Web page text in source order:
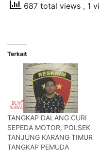
687 total views , 1
Terkait
TANGKAP DALANG CURI
SEPEDA MOTOR, POLSEK
TANJUNG KARANG TIMUR
TANGKAP PEMUDA